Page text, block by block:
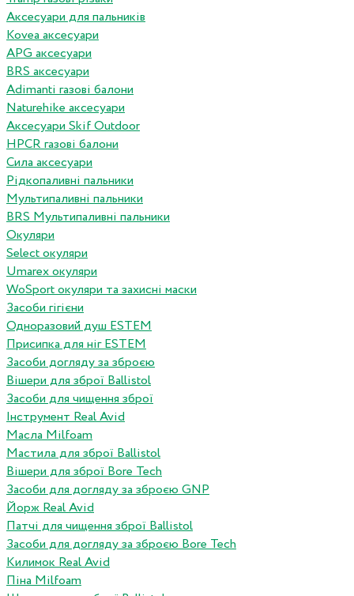
Аксесуари для пальників
Kovea аксесуари
APG аксесуари
BRS аксесуари
Adimanti газові балони
Naturehike аксесуари
Аксесуари Skif Outdoor
HPCR газові балони
Сила аксесуари
Рідкопаливні пальники
Мультипаливні пальники
BRS Мультипаливні пальники
Окуляри
Select окуляри
Umarex окуляри
WoSport окуляри та захисні маски
Засоби гігієни
Одноразовий душ ESTEM
Присипка для ніг ESTEM
Засоби догляду за зброєю
Вішери для зброї Ballistol
Засоби для чищення зброї
Інструмент Real Avid
Масла Milfoam
Мастила для зброї Ballistol
Вішери для зброї Bore Tech
Засоби для догляду за зброєю GNP
Йорж Real Avid
Патчі для чищення зброї Ballistol
Засоби для догляду за зброєю Bore Tech
Килимок Real Avid
Піна Milfoam